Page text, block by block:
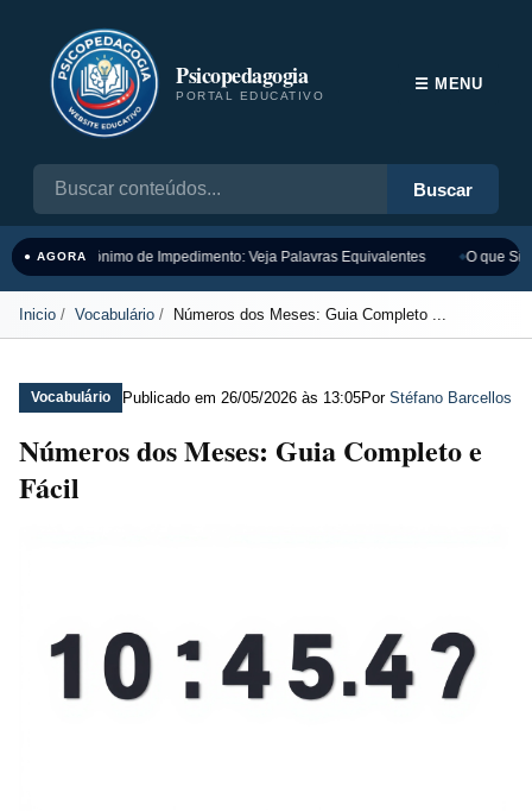
Psicopedagogia
PORTAL EDUCATIVO
Buscar
☰ MENU
● AGORASinônimo de Impedimento: Veja Palavras Equivalentes O que
Inicio Vocabulário Números dos Meses: Guia Completo ...
Vocabulário Publicado em 26/05/2026 às 13:05Por Stéfano Barcellos
Números dos Meses: Guia Completo e
Fácil